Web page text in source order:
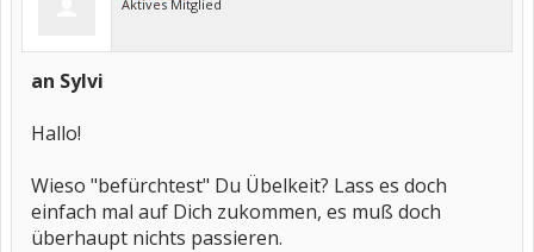
Aktives Mitglied
an Sylvi
Hallo!
Wieso "befürchtest" Du Übelkeit? Lass es doch
einfach mal auf Dich zukommen, es muß doch
überhaupt nichts passieren.